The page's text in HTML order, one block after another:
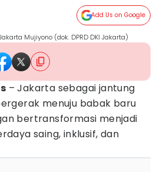
Add Us on Google
Mujiyono (dok. DPRD DKI Jakarta)
– Jakarta sebagai jantung
menuju babak baru
bertransformasi menjadi
saing, inklusif, dan